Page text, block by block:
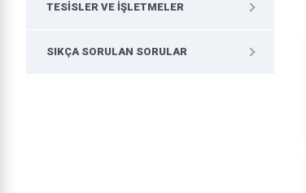
TESISLER VE İŞLETMELER
SIKÇA SORULAN SORULAR